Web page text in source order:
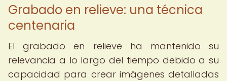
Grabado en relieve: una técnica
centenaria
El grabado en relieve ha mantenido su
relevancia a lo largo del tiempo debido a su
capacidad para crear imágenes detalladas